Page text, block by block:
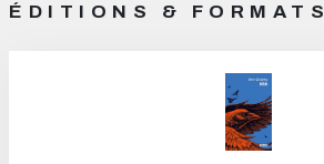
ÉDITIONS & FORMATS